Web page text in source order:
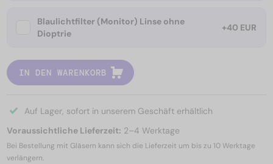
Blaulichtfilter (Monitor) Linse ohne
Dioptrie
+40 EUR
IN DEN WARENKORB
Auf Lager, sofort in unserem Geschäft erhältlich
Voraussichtliche Lieferzeit: 2–4 Werktage
Bei Bestellung mit Gläsern kann sich die Lieferzeit um bis zu 10 Werktage
verlängern.